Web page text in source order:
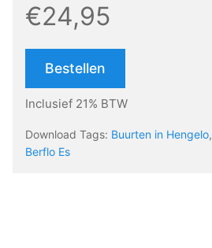
€24,95
Bestellen
Inclusief 21% BTW
Download Tags: Buurten in Hengelo,
Berflo Es